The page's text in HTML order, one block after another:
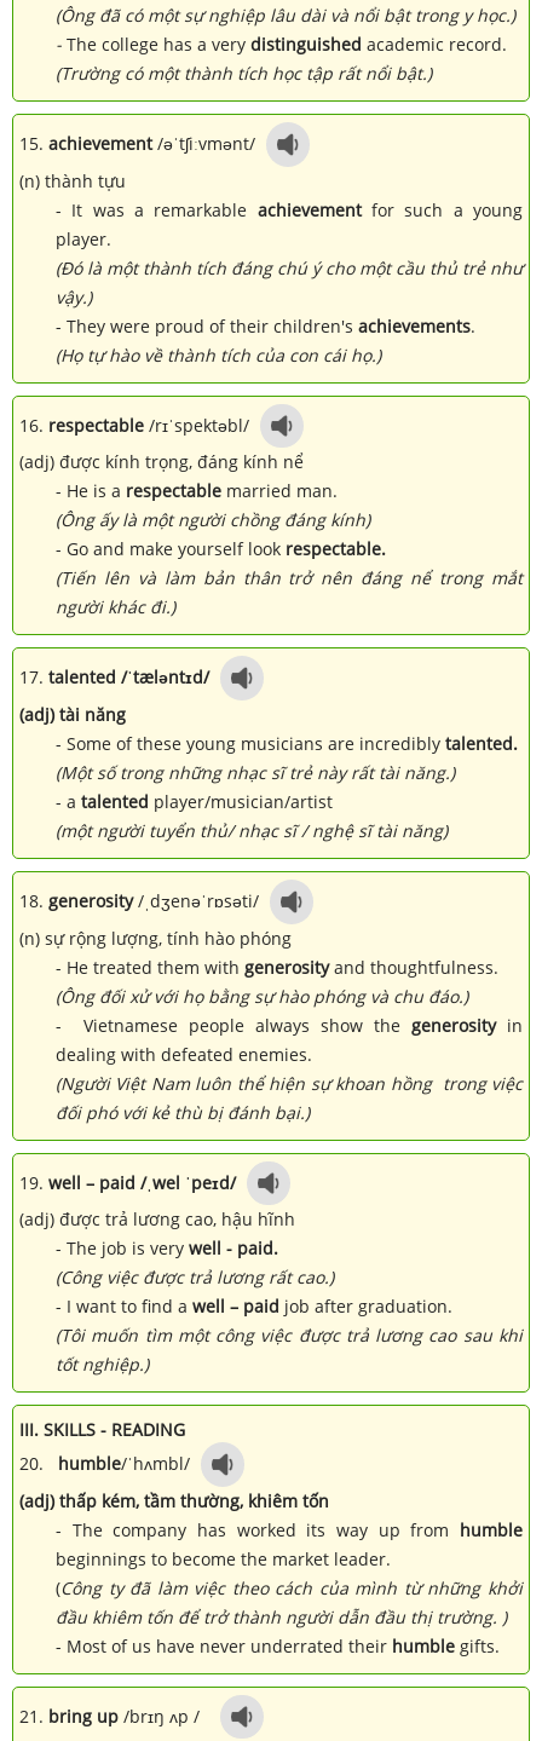
(Ông đã có một sự nghiệp lâu dài và nổi bật trong y học.)
- The college has a very distinguished academic record.
(Trường có một thành tích học tập rất nổi bật.)
15. achievement/əˈtʃiːvmənt/
(n) thành tựu
- It was a remarkable achievementfor such a young
player.
(Đó là một thành tích đáng chú ý cho một cầu thủ trẻ như
vậy.)
- They were proud of their children's achievements.
(Họ tự hào về thành tích của con cái họ.)
16. respectable /rɪˈspektəbl/
(adj) được kính trọng, đáng kính nể
- He is a respectable married man.
(Ông ấy là một người chồng đáng kính)
- Go and make yourself look respectable.
(Tiến lên và làm bản thân trở nên đáng nể trong mắt
người khác đi.)
17. talented /ˈtæləntɪd/
(adj) tài năng
- Some of these young musicians are incredibly talented.
(Một số trong những nhạc sĩ trẻ này rất tài năng.)
- a talented player/musician/artist
(một người tuyển thủ/ nhạc sĩ / nghệ sĩ tài năng)
18. generosity/ˌdʒenəˈrɒsəti/
(n) sự rộng lượng, tính hào phóng
- He treated them with generosityand thoughtfulness.
(Ông đối xử với họ bằng sự hào phóng và chu đáo.)
- Vietnamese people always show the generosityin
dealing with defeated enemies.
(Người Việt Nam luôn thể hiện sự khoan hồng trong việc
đối phó với kẻ thù bị đánh bại.)
19. well – paid /ˌwel ˈpeɪd/
(adj) được trả lương cao, hậu hĩnh
- The job is very well - paid.
(Công việc được trả lương rất cao.)
- I want to find a well – paid job after graduation.
(Tôi muốn tìm một công việc được trả lương cao sau khi
tốt nghiệp.)
III. SKILLS - READING
20.
humble/ˈhʌmbl/
(adj) thấp kém, tầm thường, khiêm tốn
- The company has worked its way up from humble
beginnings to become the market leader.
(Công ty đã làm việc theo cách của mình từ những khởi
đầu khiêm tốn để trở thành người dẫn đầu thị trường. )
- Most of us have never underrated their humble gifts.
21. bring up /brɪŋ ʌp /